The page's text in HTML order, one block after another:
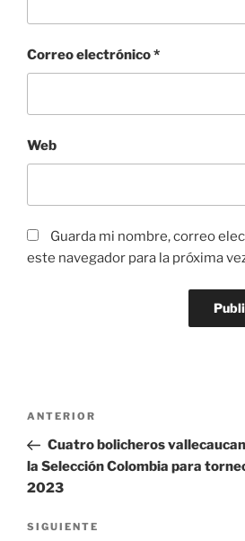
Correo electrónico*
Web
Guarda mi nombre, correo
este navegador para la próxima
Navegación
entradas
Entrada
anterior:
ANTERIOR
Cuatro bolicheros
la Selección Colombia para
2023
Siguiente
SIGUIENTE